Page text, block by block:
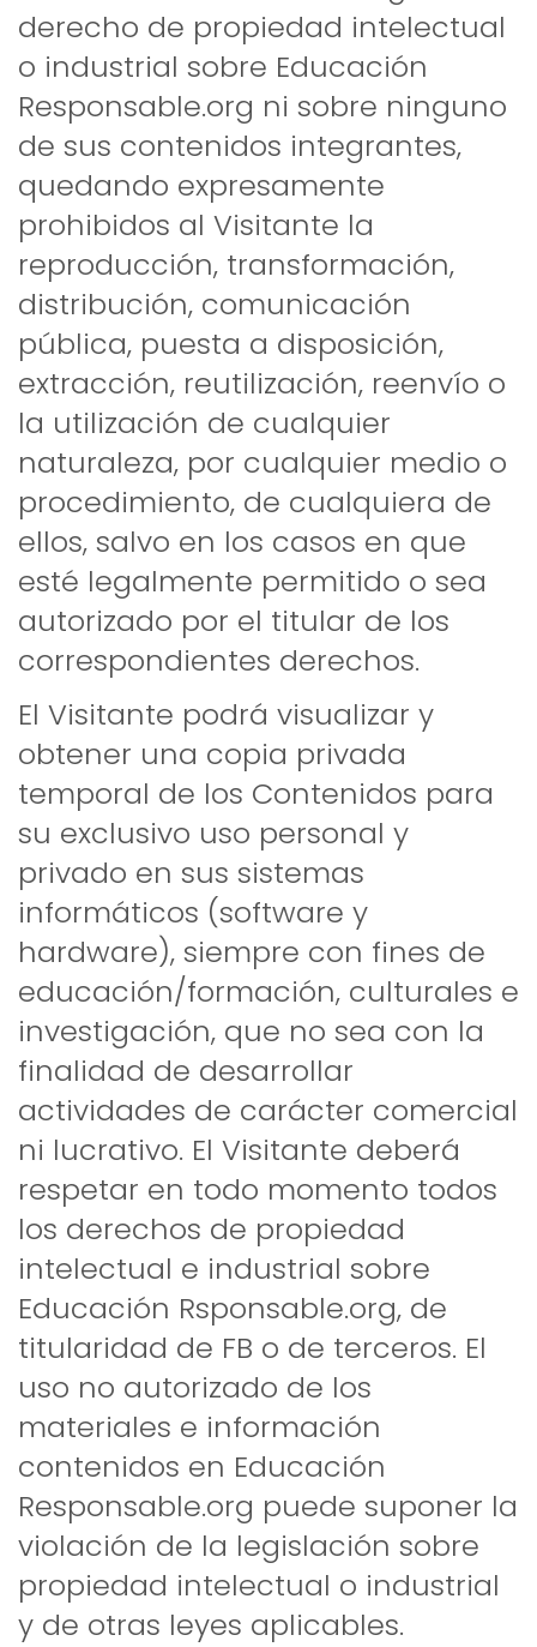
derecho de propiedad intelectual
o industrial sobre Educación
Responsable.org ni sobre ninguno
de sus contenidos integrantes,
quedando expresamente
prohibidos al Visitante la
reproducción, transformación,
distribución, comunicación
pública, puesta a disposición,
extracción, reutilización, reenvío o
la utilización de cualquier
naturaleza, por cualquier medio o
procedimiento, de cualquiera de
ellos, salvo en los casos en que
esté legalmente permitido o sea
autorizado por el titular de los
correspondientes derechos.
El Visitante podrá visualizar y
obtener una copia privada
temporal de los Contenidos para
su exclusivo uso personal y
privado en sus sistemas
informáticos (software y
hardware), siempre con fines de
educación/formación, culturales e
investigación, que no sea con la
finalidad de desarrollar
actividades de carácter comercial
ni lucrativo. El Visitante deberá
respetar en todo momento todos
los derechos de propiedad
intelectual e industrial sobre
Educación Rsponsable.org, de
titularidad de FB o de terceros. El
uso no autorizado de los
materiales e información
contenidos en Educación
Responsable.org puede suponer la
violación de la legislación sobre
propiedad intelectual o industrial
y de otras leyes aplicables.